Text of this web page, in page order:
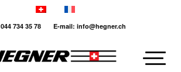
734 35 78 E-mail: info@hegner.ch